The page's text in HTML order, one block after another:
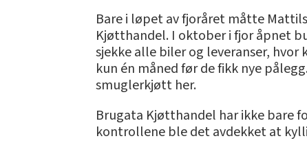
Bare i løpet av fjoråret måtte
Kjøtthandel. I oktober i fjor åpnet
sjekke alle biler og leveranser, hvor
kun én måned før de fikk nye
smuglerkjøtt her.
Brugata Kjøtthandel har ikke bare
kontrollene ble det avdekket at